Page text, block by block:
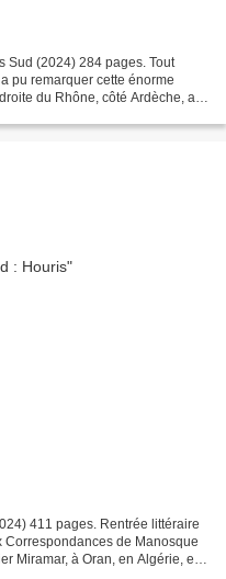
Sud (2024) 284 pages. Tout
pu remarquer cette énorme
du Rhône, côté Ardèche, au
411 pages. Rentrée littéraire
de Manosque
Miramar, à Oran, en Algérie, et